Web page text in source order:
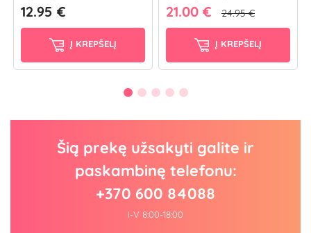
12.95 €
Į KREPŠELĮ
21.00 € 24.95 €
Į KREPŠELĮ
Šią prekę užsakyti galite ir
paskambinę telefonu:
+370 600 84088
I-V 8:00-18:00